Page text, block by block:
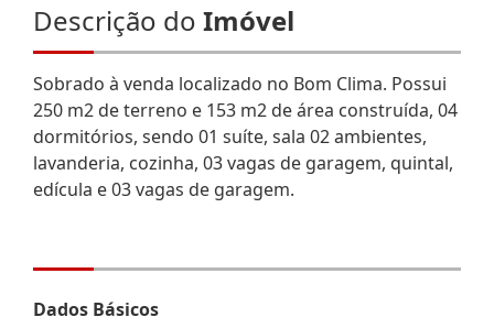
Descrição do Imóvel
Sobrado à venda localizado no Bom Clima. Possui
250 m2 de terreno e 153 m2 de área construída, 04
dormitórios, sendo 01 suíte, sala 02 ambientes,
lavanderia, cozinha, 03 vagas de garagem, quintal,
edícula e 03 vagas de garagem.
Dados Básicos